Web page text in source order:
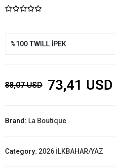
%100 TWILL İPEK
88,07 USD 73,41 USD
Brand: La Boutique
Category: 2026 İLKBAHAR/YAZ